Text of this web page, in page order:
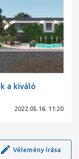
a kiváló
2022.05.16. 11:20
Vélemény írása